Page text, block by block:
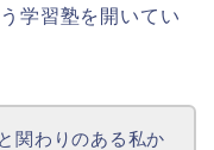
学習塾を開いてい
関わりのある私か